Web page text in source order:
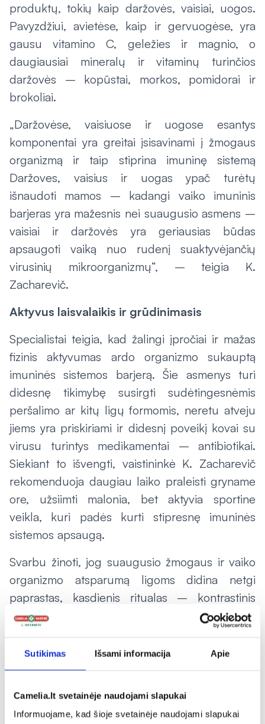
Sutikimas Išsami informacija Apie
Camelia.lt svetainėje naudojami slapukai
Informuojame, kad šioje svetainėje naudojami slapukai
produktų, tokių kaip daržovės, vaisiai, uogos.
Pavyzdžiui, avietėse, kaip ir gervuogėse, yra
gausu vitamino C, geležies ir magnio, o
daugiausiai mineralų ir vitaminų turinčios
daržovės – kopūstai, morkos, pomidorai ir
brokoliai.
„Daržovėse, vaisiuose ir uogose esantys
komponentai yra greitai įsisavinami į žmogaus
organizmą ir taip stiprina imuninę sistemą
Daržoves, vaisius ir uogas ypač turėtų
išnaudoti mamos – kadangi vaiko imuninis
barjeras yra mažesnis nei suaugusio asmens –
vaisiai ir daržovės yra geriausias būdas
apsaugoti vaiką nuo rudenį suaktyvėjančių
virusinių mikroorganizmų“, – teigia K.
Zacharevič.
Aktyvus laisvalaikis ir grūdinimasis
Specialistai teigia, kad žalingi įpročiai ir mažas
fizinis aktyvumas ardo organizmo sukauptą
imuninės sistemos barjerą. Šie asmenys turi
didesnę tikimybę susirgti sudėtingesnėmis
peršalimo ar kitų ligų formomis, neretu atveju
jiems yra priskiriami ir didesnį poveikį kovai su
virusu turintys medikamentai – antibiotikai.
Siekiant to išvengti, vaistininkė K. Zacharevič
rekomenduoja daugiau laiko praleisti gryname
ore, užsiimti malonia, bet aktyvia sportine
veikla, kuri padės kurti stipresnę imuninės
sistemos apsaugą.
Svarbu žinoti, jog suaugusio žmogaus ir vaiko
organizmo atsparumą ligoms didina netgi
paprastas, kasdienis ritualas – kontrastinis
dušas. Pasak vaistininkės, nemėgstantiems
ekstremalių pojūčių ir grūdinimosi šaltame
ežero ar upės vandenyje, užtenka kas rytą
praustis kontrastiniame duše. Tai padės
imuninių ląstelių atsinaujinimą organizme, kuris